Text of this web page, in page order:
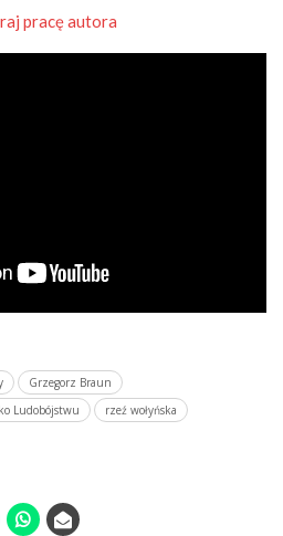
pracę autora
Grzegorz Braun
Ludobójstwu
rzeź wołyńska